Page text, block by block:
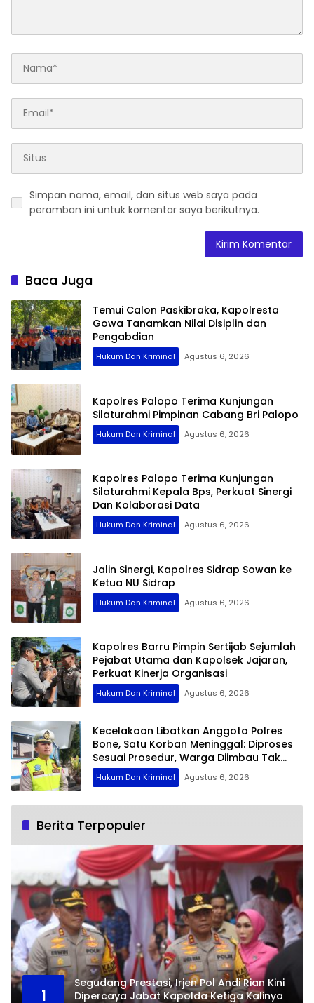
Simpan nama, email, dan situs web saya pada
peramban ini untuk komentar saya berikutnya.
Baca Juga
Temui Calon Paskibraka, Kapolresta
Gowa Tanamkan Nilai Disiplin dan
Pengabdian
Hukum Dan Kriminal Agustus 6, 2026
Kapolres Palopo Terima Kunjungan
Silaturahmi Pimpinan Cabang Bri Palopo
Hukum Dan Kriminal Agustus 6, 2026
Kapolres Palopo Terima Kunjungan
Silaturahmi Kepala Bps, Perkuat Sinergi
Dan Kolaborasi Data
Hukum Dan Kriminal Agustus 6, 2026
Jalin Sinergi, Kapolres Sidrap Sowan ke
Ketua NU Sidrap
Hukum Dan Kriminal Agustus 6, 2026
Kapolres Barru Pimpin Sertijab Sejumlah
Pejabat Utama dan Kapolsek Jajaran,
Perkuat Kinerja Organisasi
Hukum Dan Kriminal Agustus 6, 2026
Kecelakaan Libatkan Anggota Polres
Bone, Satu Korban Meninggal: Diproses
Sesuai Prosedur, Warga Diimbau Tak
Berspekulasi
Hukum Dan Kriminal Agustus 6, 2026
Berita Terpopuler
1
Segudang Prestasi, Irjen Pol Andi Rian Kini
Dipercaya Jabat Kapolda Ketiga Kalinya